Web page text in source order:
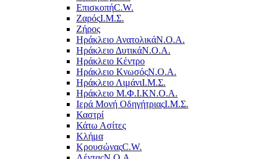
ΕπισκοπήC.W.
ΖαρόςΙ.Μ.Σ.
Ζήρος
Ηράκλειο ΑνατολικάΝ.Ο.Α.
Ηράκλειο ΔυτικάΝ.Ο.Α.
Ηράκλειο Κέντρο
Ηράκλειο ΚνωσόςΝ.Ο.Α.
Ηράκλειο ΛιμάνιΙ.Μ.Σ.
Ηράκλειο Μ.Φ.Ι.ΚΝ.Ο.Α.
Ιερά Μονή ΟδηγήτριαςΙ.Μ.Σ.
Καστρί
Κάτω Ασίτες
Κλήμα
ΚρουσώναςC.W.